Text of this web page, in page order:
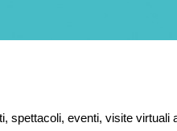
spettacoli, eventi, visite virtuali